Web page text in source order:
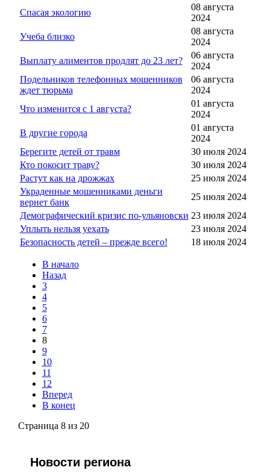
Спасая экологию
08 августа
2024
Учеба близко
08 августа
2024
Выплату алиментов продлят до 23 лет?
06 августа
2024
Подельников телефонных мошенников
ждет тюрьма
06 августа
2024
Что изменится с 1 августа?
01 августа
2024
В другие города
01 августа
2024
Берегите детей от травм
30 июля 2024
Кто покосит траву?
30 июля 2024
Растут как на дрожжах
25 июля 2024
Украденные мошенниками деньги
вернет банк
25 июля 2024
Демографический кризис по-ульяновски 23 июля 2024
Уплыть нельзя уехать
23 июля 2024
Безопасность детей – прежде всего!
18 июля 2024
В начало
Назад
3
4
5
6
7
8
9
10
11
12
Вперед
В конец
Страница 8 из 20
Новости региона